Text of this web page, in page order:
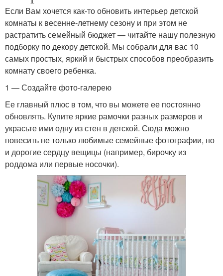
Если Вам хочется как-то обновить интерьер детской
комнаты к весенне-летнему сезону и при этом не
растратить семейный бюджет — читайте нашу полезную
подборку по декору детской. Мы собрали для вас 10
самых простых, яркий и быстрых способов преобразить
комнату своего ребенка.
1 — Создайте фото-галерею
Ее главный плюс в том, что вы можете ее постоянно
обновлять. Купите яркие рамочки разных размеров и
украсьте ими одну из стен в детской. Сюда можно
повесить не только любимые семейные фотографии, но
и дорогие сердцу вещицы (например, бирочку из
роддома или первые носочки).